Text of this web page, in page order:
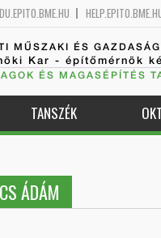
MŰSZAKI ÉS
Kar - építőmérnök
ÉS MAGASÉPÍTÉS
TANSZÉK
ÁDÁM